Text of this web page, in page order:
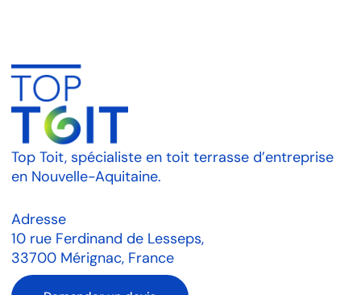
Top Toit, spécialiste en toit terrasse d’entreprise
en Nouvelle-Aquitaine.
Adresse
10 rue Ferdinand de Lesseps,
33700 Mérignac, France